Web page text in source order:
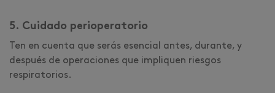
5. Cuidado perioperatorio
Ten en cuenta que serás esencial antes, durante, y
después de operaciones que impliquen riesgos
respiratorios.